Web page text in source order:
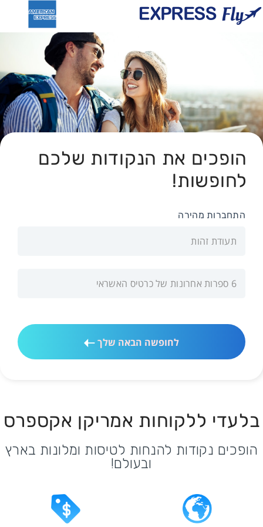
הופכים את הנקודות שלכם
לחופשות!
התחברות מהירה
לחופשה הבאה שלך
בלעדי ללקוחות אמריקן אקספרס
הופכים נקודות להנחות לטיסות ומלונות בארץ
ובעולם!